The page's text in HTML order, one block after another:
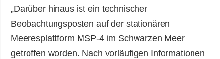
„Darüber hinaus ist ein technischer
Beobachtungsposten auf der stationären
Meeresplattform MSP-4 im Schwarzen Meer
getroffen worden. Nach vorläufigen Informationen